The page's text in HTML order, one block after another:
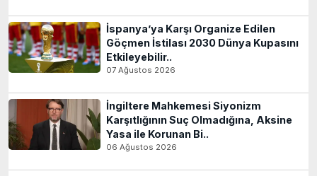
İspanya’ya Karşı Organize Edilen
Göçmen İstilası 2030 Dünya Kupasını
Etkileyebilir..
07 Ağustos 2026
İngiltere Mahkemesi Siyonizm
Karşıtlığının Suç Olmadığına, Aksine
Yasa ile Korunan Bi..
06 Ağustos 2026